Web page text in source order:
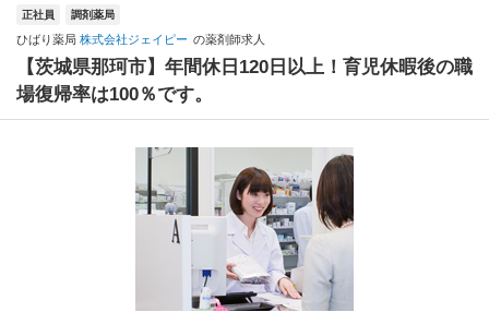
正社員 調剤薬局
ひばり薬局 株式会社ジェイピー の薬剤師求人
【茨城県那珂市】年間休日120日以上！育児休暇後の職
場復帰率は100％です。